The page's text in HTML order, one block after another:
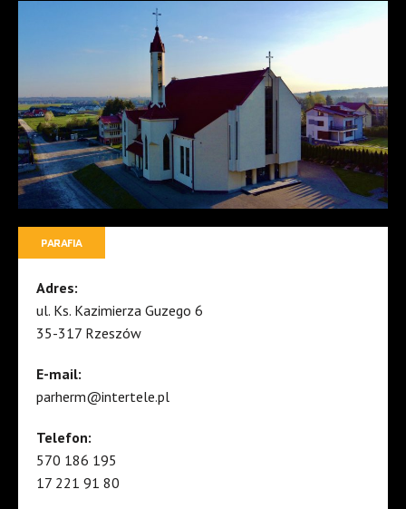
PARAFIA
Adres:
ul. Ks. Kazimierza Guzego 6
35-317 Rzeszów
E-mail:
parherm@intertele.pl
Telefon:
570 186 195
17 221 91 80